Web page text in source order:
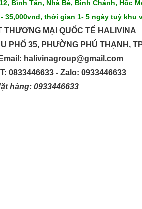
Bình Tân, Nhà Bè, Bình Chánh, Hốc
35,000vnd, thời gian 1- 5 ngày tuỳ khu
THƯƠNG MẠI QUỐC TẾ HALIVINA
PHỐ 35, PHƯỜNG PHÚ THẠNH,
halivinagroup@gmail.com
0833446633 - Zalo: 0933446633
hàng: 0933446633